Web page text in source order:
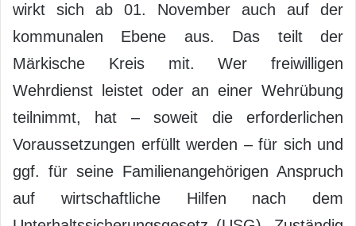
wirkt sich ab 01. November auch auf der
kommunalen Ebene aus. Das teilt der
Märkische Kreis mit. Wer freiwilligen
Wehrdienst leistet oder an einer Wehrübung
teilnimmt, hat – soweit die erforderlichen
Voraussetzungen erfüllt werden – für sich und
ggf. für seine Familienangehörigen Anspruch
auf wirtschaftliche Hilfen nach dem